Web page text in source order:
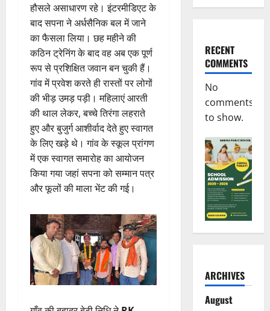
हौसले असाधारण रहे। इंटरमीडिएट के
बाद सपना ने अर्धसैनिक बल में जाने
का फैसला लिया। छह महीने की
कठिन ट्रेनिंग के बाद वह अब एक पूर्ण
रूप से प्रशिक्षित जवान बन चुकी हैं।
गांव में प्रवेश करते ही रास्तों पर लोगों
की भीड़ उमड़ पड़ी। महिलाएं आरती
की थाल लेकर, बच्चे तिरंगा लहराते
हुए और बुजुर्ग आशीर्वाद देते हुए स्वागत
के लिए खड़े थे। गांव के स्कूल प्रांगण
में एक स्वागत समारोह का आयोजन
किया गया जहां सपना को सम्मान पत्र
और फूलों की माला भेंट की गई।
RECENT
COMMENTS
No
comments
to show.
ARCHIVES
August